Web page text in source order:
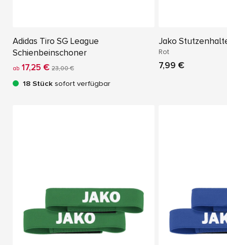
Adidas Tiro SG League
Schienbeinschoner
ab 17,25 € 23,00 €
18 Stück sofort verfügbar
Jako
Rot
7,99 €